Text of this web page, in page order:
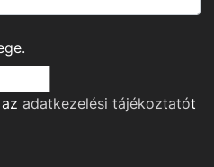
adatkezelési tájékoztatót